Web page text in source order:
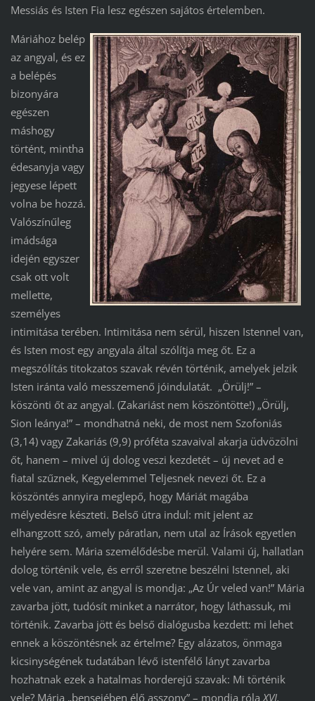
Messiás és Isten Fia lesz egészen sajátos értelemben.
Máriához belép
az angyal, és ez
a belépés
bizonyára
egészen
máshogy
történt, mintha
édesanyja vagy
jegyese lépett
volna be hozzá.
Valószínűleg
imádsága
idején egyszer
csak ott volt
mellette,
személyes
intimitása terében. Intimitása nem sérül, hiszen Istennel van,
és Isten most egy angyala által szólítja meg őt. Ez a
megszólítás titokzatos szavak révén történik, amelyek jelzik
Isten iránta való messzemenő jóindulatát. „Örülj!” –
köszönti őt az angyal. (Zakariást nem köszöntötte!) „Örülj,
Sion leánya!” – mondhatná neki, de most nem Szofoniás
(3,14) vagy Zakariás (9,9) próféta szavaival akarja üdvözölni
őt, hanem – mivel új dolog veszi kezdetét – új nevet ad e
fiatal szűznek, Kegyelemmel Teljesnek nevezi őt. Ez a
köszöntés annyira meglepő, hogy Máriát magába
mélyedésre készteti. Belső útra indul: mit jelent az
elhangzott szó, amely páratlan, nem utal az Írások egyetlen
helyére sem. Mária személődésbe merül. Valami új, hallatlan
dolog történik vele, és erről szeretne beszélni Istennel, aki
vele van, amint az angyal is mondja: „Az Úr veled van!” Mária
zavarba jött, tudósít minket a narrátor, hogy láthassuk, mi
történik. Zavarba jött és belső dialógusba kezdett: mi lehet
ennek a köszöntésnek az értelme? Egy alázatos, önmaga
kicsinységének tudatában lévő istenfélő lányt zavarba
hozhatnak ezek a hatalmas horderejű szavak: Mi történik
vele? Mária „bensejében élő asszony” – mondja róla XVI.